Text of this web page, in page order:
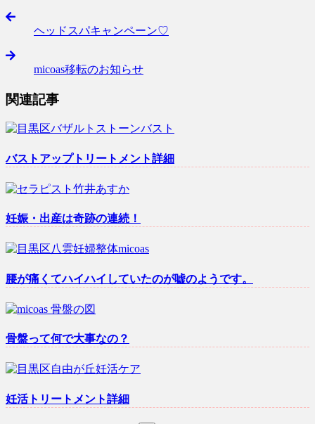
ヘッドスパキャンペーン♡
micoas移転のお知らせ
関連記事
バストアップトリートメント詳細
妊娠・出産は奇跡の連続！
腰が痛くてハイハイしていたのが嘘のようです。
骨盤って何で大事なの？
妊活トリートメント詳細